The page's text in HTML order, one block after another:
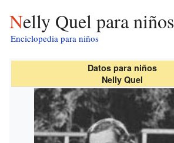
Nelly Quel para niños
Enciclopedia para niños
Datos para niños
Nelly Quel